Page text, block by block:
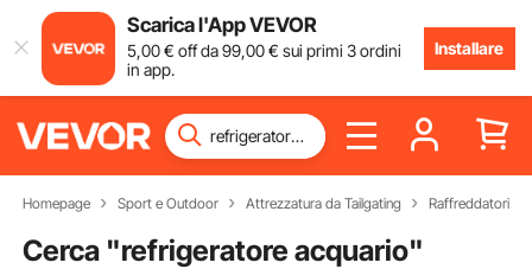
Scarica l'App VEVOR
5,00€ off da99,00€ sui primi 3 ordini
in app.
Installare
Homepage Sport e Outdoor Attrezzatura da Tailgating Raffreddatori
Cerca "refrigeratore acquario"